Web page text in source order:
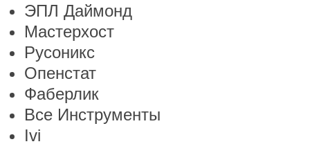
ЭПЛ Даймонд
Мастерхост
Русоникс
Опенстат
Фаберлик
Все Инструменты
Ivi